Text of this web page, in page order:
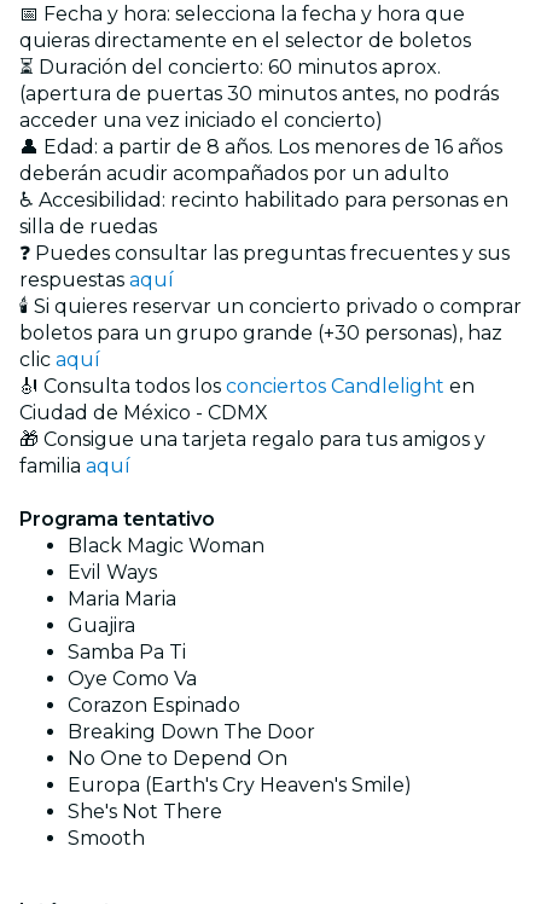
📅 Fecha y hora: selecciona la fecha y hora que
quieras directamente en el selector de boletos
⏳ Duración del concierto: 60 minutos aprox.
(apertura de puertas 30 minutos antes, no podrás
acceder una vez iniciado el concierto)
👤 Edad: a partir de 8 años. Los menores de 16 años
deberán acudir acompañados por un adulto
♿ Accesibilidad: recinto habilitado para personas en
silla de ruedas
❓ Puedes consultar las preguntas frecuentes y sus
respuestas aquí
🕯️ Si quieres reservar un concierto privado o comprar
boletos para un grupo grande (+30 personas), haz
clic aquí
🎻 Consulta todos los conciertos Candlelight en
Ciudad de México - CDMX
🎁 Consigue una tarjeta regalo para tus amigos y
familia aquí
Programa tentativo
Black Magic Woman
Evil Ways
Maria Maria
Guajira
Samba Pa Ti
Oye Como Va
Corazon Espinado
Breaking Down The Door
No One to Depend On
Europa (Earth's Cry Heaven's Smile)
She's Not There
Smooth